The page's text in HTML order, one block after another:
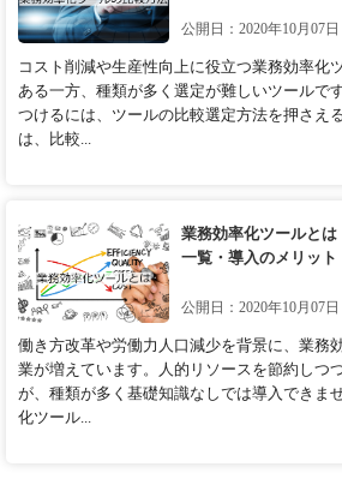
公開日：2020年10月07日
コスト削減や生産性向上に役立つ業務効率化
ある一方、種類が多く選定が難しいツールで
つけるには、ツールの比較選定方法を押さえ
は、比較...
業務効率化ツールと
一覧・導入のメリット
公開日：2020年10月07日
働き方改革や労働力人口減少を背景に、業務
業が増えています。人的リソースを節約しつ
が、種類が多く基礎知識なしでは導入できま
化ツール...